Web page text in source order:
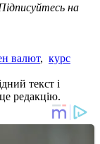
на
валют, курс
текст і
редакцію.